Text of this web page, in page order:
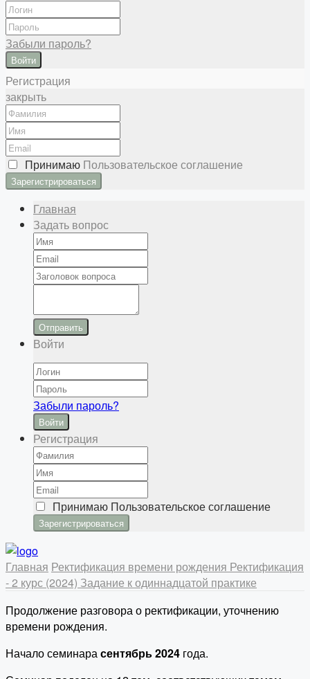
Забыли пароль?
Войти
Регистрация
закрыть
Принимаю Пользовательское соглашение
Главная
Задать вопрос
Отправить
Войти
Забыли пароль?
Войти
Регистрация
Принимаю Пользовательское соглашение
Главная Ректификация времени рождения Ректификация
- 2 курс (2024) Задание к одиннадцатой практике
Продолжение разговора о ректификации, уточнению
времени рождения.
Начало семинарасентябрь 2024 года.